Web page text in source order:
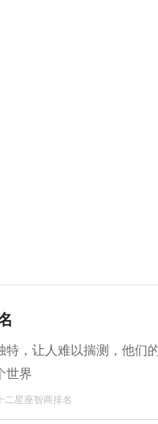
特，让人难以揣测，他们
世界
二星座智商排名